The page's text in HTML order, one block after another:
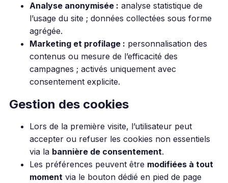
Analyse anonymisée : analyse statistique de
l’usage du site ; données collectées sous forme
agrégée.
Marketing et profilage : personnalisation des
contenus ou mesure de l’efficacité des
campagnes ; activés uniquement avec
consentement explicite.
Gestion des cookies
Lors de la première visite, l’utilisateur peut
accepter ou refuser les cookies non essentiels
via la bannière de consentement.
Les préférences peuvent être modifiées à tout
momentvia le bouton dédié en pied de page